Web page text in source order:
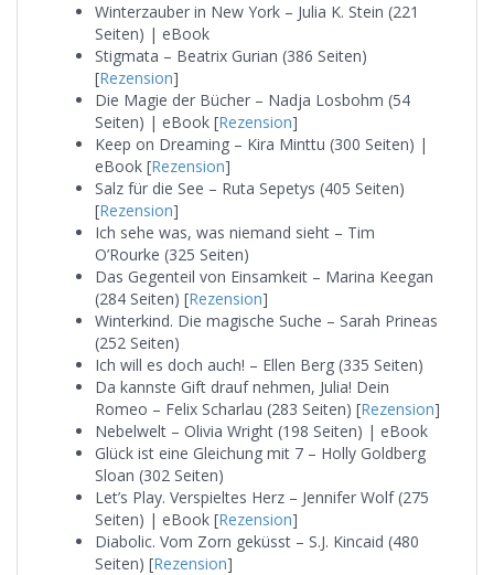
Winterzauber in New York – Julia K. Stein (221
Seiten) | eBook
Stigmata – Beatrix Gurian (386 Seiten)
[Rezension]
Die Magie der Bücher – Nadja Losbohm (54
Seiten) | eBook [Rezension]
Keep on Dreaming – Kira Minttu (300 Seiten) |
eBook [Rezension]
Salz für die See – Ruta Sepetys (405 Seiten)
[Rezension]
Ich sehe was, was niemand sieht – Tim
O’Rourke (325 Seiten)
Das Gegenteil von Einsamkeit – Marina Keegan
(284 Seiten) [Rezension]
Winterkind. Die magische Suche – Sarah Prineas
(252 Seiten)
Ich will es doch auch! – Ellen Berg (335 Seiten)
Da kannste Gift drauf nehmen, Julia! Dein
Romeo – Felix Scharlau (283 Seiten) [Rezension]
Nebelwelt – Olivia Wright (198 Seiten) | eBook
Glück ist eine Gleichung mit 7 – Holly Goldberg
Sloan (302 Seiten)
Let’s Play. Verspieltes Herz – Jennifer Wolf (275
Seiten) | eBook [Rezension]
Diabolic. Vom Zorn geküsst – S.J. Kincaid (480
Seiten) [Rezension]